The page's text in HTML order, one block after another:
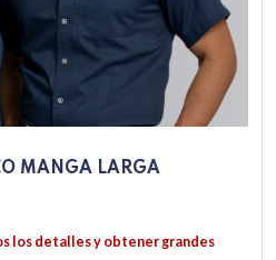
MANGA LARGA
los detalles y obtener grandes